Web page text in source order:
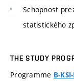
Schopnost
statistického
THE STUDY
Programme B-